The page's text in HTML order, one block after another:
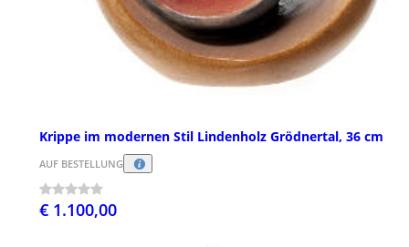
Krippe im modernen Stil Lindenholz Grödnertal, 36 cm
AUF BESTELLUNG
€ 1.100,00